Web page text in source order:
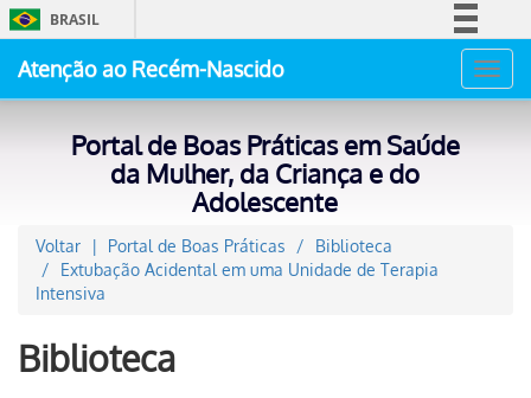
BRASIL
Acesso à informação
Atenção ao Recém-Nascido
Portal de Boas Práticas em Saúde
da Mulher, da Criança e do
Adolescente
Voltar Portal de Boas Práticas
Biblioteca
Extubação Acidental em uma Unidade de Terapia
Intensiva
Biblioteca